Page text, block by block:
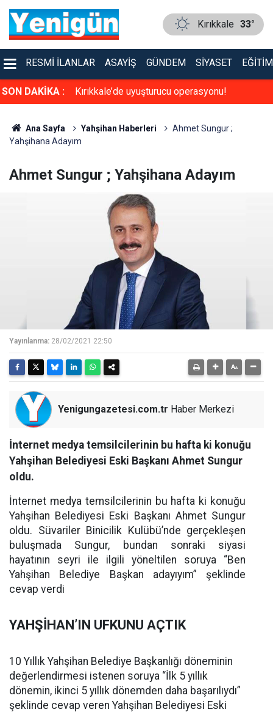
Kırıkkale 33°
RESMI İLANLAR ASAYIŞ GÜNDEM SIYASET EĞITIM
SON DAKİKA :
sinema keyfi Kırıkkale’de uyuşturucu operasyonu!
Ana Sayfa Yahşihan Haberleri
Ahmet Sungur ;
Yahşihana Adayım
Ahmet Sungur ; Yahşihana Adayım
Yayınlanma: 28/02/2021 22:50
Yenigungazetesi.com.tr Haber Merkezi
İnternet medya temsilcilerinin bu hafta ki konuğu
Yahşihan Belediyesi Eski Başkanı Ahmet Sungur
oldu.
İnternet medya temsilcilerinin bu hafta ki konuğu
Yahşihan Belediyesi Eski Başkanı Ahmet Sungur
oldu. Süvariler Binicilik Kulübü’nde gerçekleşen
buluşmada Sungur, bundan sonraki siyasi
hayatının seyri ile ilgili yöneltilen soruya “Ben
Yahşihan Belediye Başkan adayıyım” şeklinde
cevap verdi
YAHŞİHAN’IN UFKUNU AÇTIK
10 Yıllık Yahşihan Belediye Başkanlığı döneminin
değerlendirmesi istenen soruya “İlk 5 yıllık
dönemin, ikinci 5 yıllık dönemden daha başarılıydı”
şeklinde cevap veren Yahşihan Belediyesi Eski